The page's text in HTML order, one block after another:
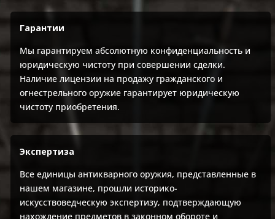
Гарантии
Мы гарантируем абсолютную конфиденциальность и
юридическую чистоту при совершении сделки.
Наличие лицензии на продажу гражданского и
огнестрельного оружие гарантирует юридическую
чистоту приобретения.
Экспертиза
Все единицы антикварного оружия, представленные в
нашем магазине, прошли историко-
искусствоведческую экспертизу, подтверждающую
нахождение предметов в законном обороте и